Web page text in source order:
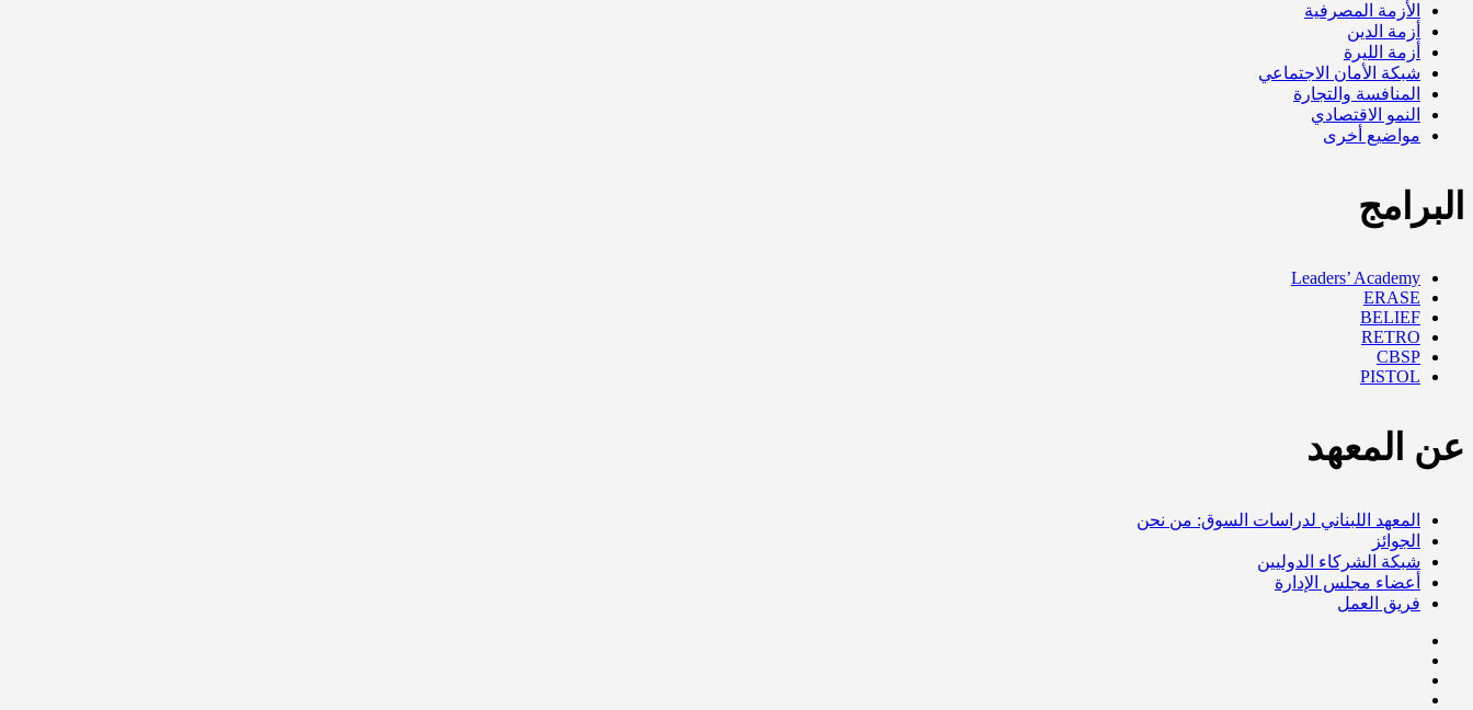
الأزمة المصرفية
أزمة الدين
أزمة الليرة
شبكة الأمان الاجتماعي
المنافسة والتجارة
النمو الاقتصادي
مواضيع أخرى
البرامج
Leaders’ Academy
ERASE
BELIEF
RETRO
CBSP
PISTOL
عن المعهد
المعهد اللبناني لدراسات السوق: من نحن
الجوائز
شبكة الشركاء الدوليين
أعضاء مجلس الإدارة
فريق العمل